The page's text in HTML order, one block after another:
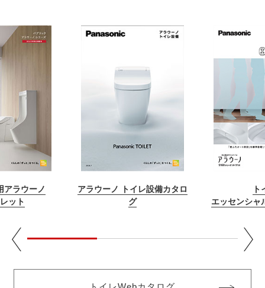
アラウーノ
ット
アラウーノ トイレ設備カタロ
グ
ト
エッセンシャ